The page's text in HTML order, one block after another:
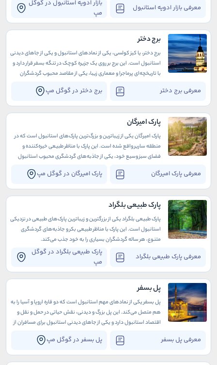
معرفی بازار ادویه استانبول
بازار ادویه استانبول در گوگل
مپ
برج دختر
معرفی برج دختر برج دختر در گوگل مپ
برج دختر، یا کیز کولسی، یکی از نمادهای استانبول و یکی از جاهای دیدنی
استانبول است. این برج بر روی یک جزیره کوچک در تنگه بسفر قرار دارد و
با تاریخچه‌ای پرماجرا و معماری زیبا، یکی از مقاصد محبوب گردشگران
پارک امیرگان
معرفی پارک امیرگان پارک امیرگان در گوگل مپ
پارک امیرگان یکی از زیباترین و بزرگ‌ترین پارک‌های استانبول است که در
منطقه ساریر واقع شده است. این پارک با مناظر طبیعی خیره‌کننده و
فضای سبز وسیع خود، یکی از جاذبه‌های گردشگری محبوب استانبول
پارک طبیعی بلگراد
معرفی پارک طبیعی بلگراد
پارک طبیعی بلگراد در گوگل
مپ
پارک طبیعی بلگراد یکی از بزرگترین و زیباترین پارک‌های طبیعی در نزدیکی
استانبول است. این پارک با مناظر طبیعی بکر و جاذبه‌های گردشگری
متنوع، هر ساله گردشگران بسیاری را به خود جذب می‌کند.
پل بسفر
معرفی پل بسفر پل بسفر در گوگل مپ
پل بسفر یکی از نمادهای مهم استانبول است که دو قاره اروپا و آسیا را به
هم متصل می‌کند. این پل بزرگ و دیدنی، نقش حیاتی در حمل و نقل و
اقتصاد استانبول دارد و یکی از جاهای دیدنی استانبول برای مسافران از